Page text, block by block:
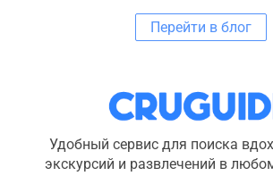
Перейти в блог
Удобный сервис для поиска
экскурсий и развлечений в